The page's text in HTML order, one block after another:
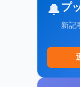
🔔プ
新記